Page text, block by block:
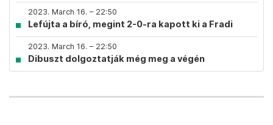
2023. March 16. – 22:50
Lefújta a bíró, megint 2-0-ra kapott ki a Fradi
2023. March 16. – 22:50
Dibuszt dolgoztatják még meg a végén